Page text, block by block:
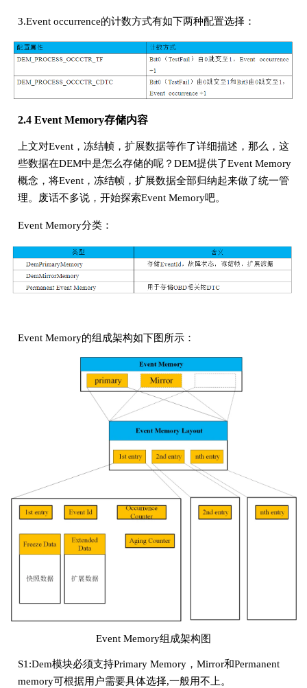
3.Event occurrence的计数方式有如下两种配置选择：
2.4 Event Memory存储内容
上文对Event，冻结帧，扩展数据等作了详细描述，那么，这
些数据在DEM中是怎么存储的呢？DEM提供了Event Memory
概念，将Event，冻结帧，扩展数据全部归纳起来做了统一管
理。废话不多说，开始探索Event Memory吧。
Event Memory分类：
Event Memory的组成架构如下图所示：
Event Memory组成架构图
S1:Dem模块必须支持Primary Memory，Mirror和Permanent
memory可根据用户需要具体选择,一般用不上。